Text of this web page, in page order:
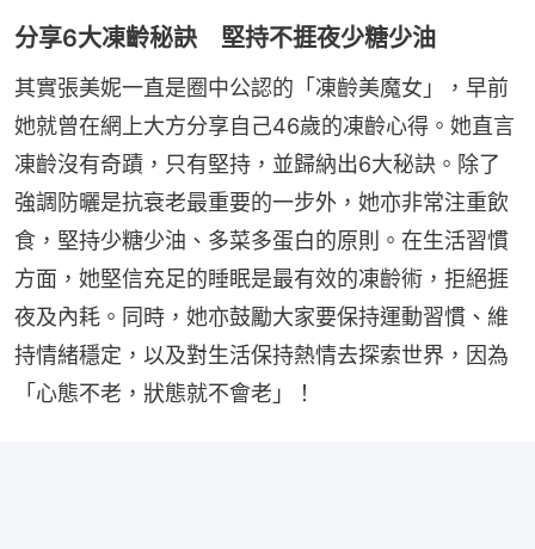
分享6大凍齡秘訣 堅持不捱夜少糖少油
其實張美妮一直是圈中公認的「凍齡美魔女」，早前
她就曾在網上大方分享自己46歲的凍齡心得。她直言
凍齡沒有奇蹟，只有堅持，並歸納出6大秘訣。除了
強調防曬是抗衰老最重要的一步外，她亦非常注重飲
食，堅持少糖少油、多菜多蛋白的原則。在生活習慣
方面，她堅信充足的睡眠是最有效的凍齡術，拒絕捱
夜及內耗。同時，她亦鼓勵大家要保持運動習慣、維
持情緒穩定，以及對生活保持熱情去探索世界，因為
「心態不老，狀態就不會老」！